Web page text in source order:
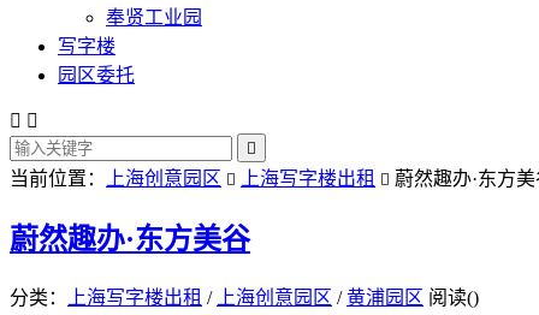
奉贤工业园
写字楼
园区委托
 

当前位置： 上海创意园区  上海写字楼出租  蔚然趣办·东方
蔚然趣办·东方美谷
分类： 上海写字楼出租 / 上海创意园区 /黄浦园区 阅读()